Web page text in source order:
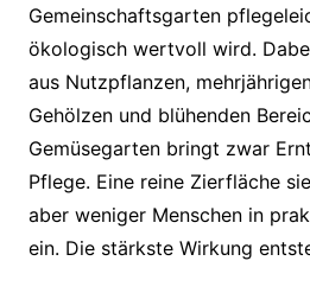
Gemeinschaftsgarten
ökologisch wertvoll wird.
aus Nutzpflanzen,
Gehölzen und blühenden
Gemüsegarten bringt zwar
Pflege. Eine reine Zierfläche
aber weniger Menschen in
ein. Die stärkste Wirkung